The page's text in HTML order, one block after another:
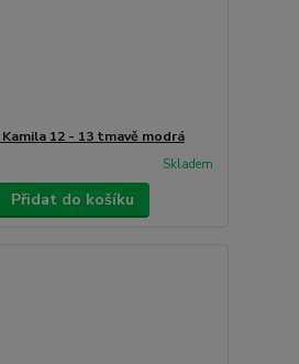
12 - 13 tmavě modrá
Skladem
Přidat do košíku